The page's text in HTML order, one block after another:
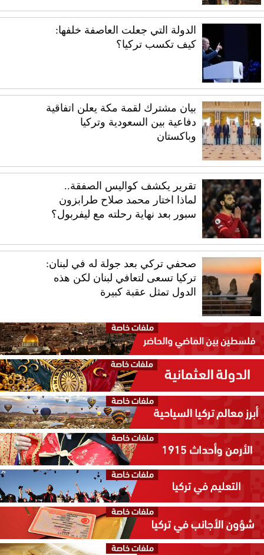
الدولة التي جعلت العاصفة خلفها:
كيف تكسب تركيا؟
بيان مشترك لقمة مكة يعلن اتفاقية
دفاعية بين السعودية وتركيا
وباكستان
تقرير يكشف كواليس الصفقة..
لماذا اختار محمد صلاح طرابزون
سبور بعد نهاية رحلته مع ليفربول؟
صحفي تركي بعد جولة له في لبنان:
تركيا تسعى لتعافي لبنان لكن هذه
الدول تمثل عقبة كبيرة